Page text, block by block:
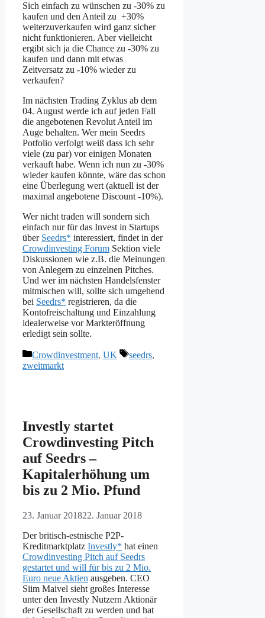
Sich einfach zu wünschen zu -30% zu
kaufen und den Anteil zu +30%
weiterzuverkaufen wird ganz sicher
nicht funktionieren. Aber vielleicht
ergibt sich ja die Chance zu -30% zu
kaufen und dann mit etwas
Zeitversatz zu -10% wieder zu
verkaufen?
Im nächsten Trading Zyklus ab dem
04. August werde ich auf jeden Fall
die angebotenen Revolut Anteil im
Auge behalten. Wer mein Seedrs
Potfolio verfolgt weiß dass ich sehr
viele (zu par) vor einigen Monaten
verkauft habe. Wenn ich nun zu -30%
wieder kaufen könnte, wäre das schon
eine Überlegung wert (aktuell ist der
maximal angebotene Discount -10%).
Wer nicht traden will sondern sich
einfach nur für das Invest in Startups
über Seedrs* interessiert, findet in der
Crowdinvesting Forum Sektion viele
Diskussionen wie z.B. die Meinungen
von Anlegern zu einzelnen Pitches.
Und wer im nächsten Handelsfenster
mitmischen will, sollte sich umgehend
bei Seedrs* registrieren, da die
Kontofreischaltung und Einzahlung
idealerweise vor Markteröffnung
erledigt sein sollte.
Kategorien
Crowdinvestment, UK Schlagwörter
seedrs,
zweitmarkt
Investly startet
Crowdinvesting Pitch
auf Seedrs –
Kapitalerhöhung um
bis zu 2 Mio. Pfund
23. Januar 201822. Januar 2018
Der britisch-estnische P2P-
Kreditmarktplatz Investly* hat einen
Crowdinvesting Pitch auf Seedrs
gestartet und will für bis zu 2 Mio.
Euro neue Aktien ausgeben. CEO
Siim Maivel sieht großes Interesse
unter den Investly Nutzern Aktionär
der Gesellschaft zu werden und hat